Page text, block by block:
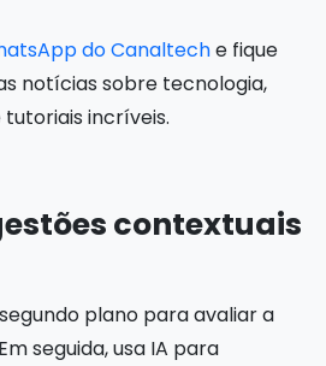
do Canalteche fique
notícias sobre tecnologia,
incríveis.
contextuais
plano para avaliar a
seguida, usa IA para